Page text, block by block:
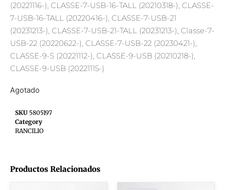
(20221116-), CLASSE-7-USB-16-TALL (20210318-), CLASSE-
7-USB-16-TALL (20220416-), CLASSE-7-USB-21
(20231213-), CLASSE-7-USB-21-TALL (20231213-), Classe-7-
USB-22 (20220622-), CLASSE-7-USB-22 (20230421-),
CLASSE-9-S (20221112-), CLASSE-9-USB (20210218-),
CLASSE-9-USB (20221115-)
Agotado
SKU 5805197
Category
RANCILIO
Productos Relacionados